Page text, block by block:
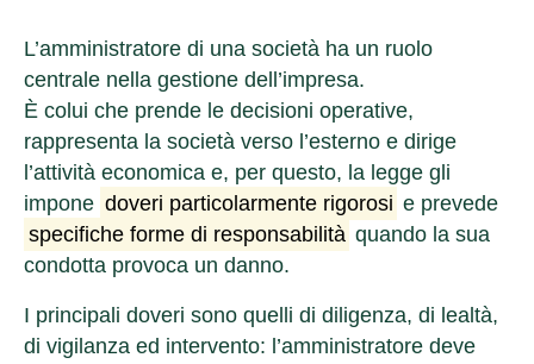
L’amministratore di una società ha un ruolo
centrale nella gestione dell’impresa.
È colui che prende le decisioni operative,
rappresenta la società verso l’esterno e dirige
l’attività economica e, per questo, la legge gli
impone doveri particolarmente rigorosi e prevede
specifiche forme di responsabilità quando la sua
condotta provoca un danno.
I principali doveri sono quelli di diligenza, di lealtà,
di vigilanza ed intervento: l’amministratore deve